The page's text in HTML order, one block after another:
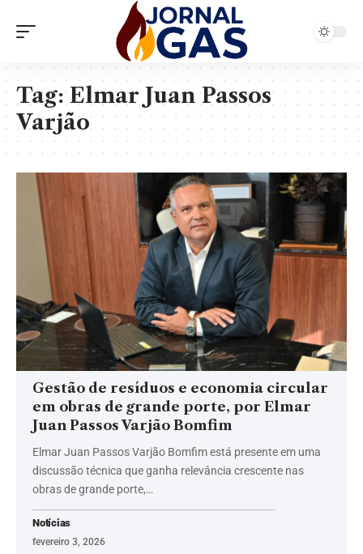
Tag:Elmar Juan Passos
Varjão
Gestão de resíduos e economia circular
em obras de grande porte, por Elmar
Juan Passos Varjão Bomfim
Elmar Juan Passos Varjão Bomfim está presente em uma
discussão técnica que ganha relevância crescente nas
obras de grande porte,…
Notícias
fevereiro 3, 2026